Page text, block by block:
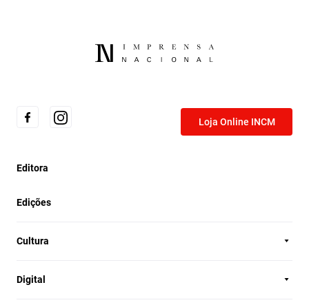
Loja Online INCM
Editora
Edições
Cultura
Digital